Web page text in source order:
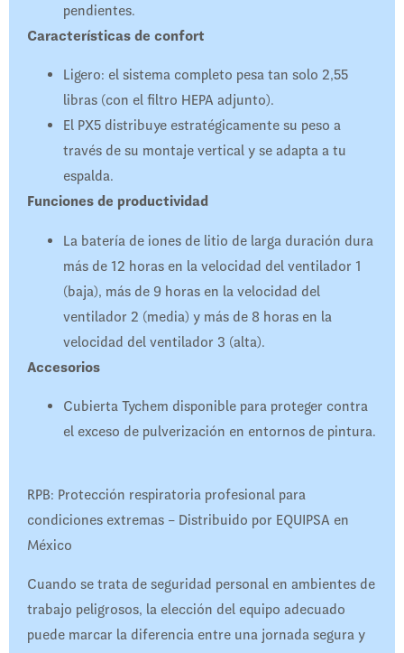
pendientes.
Características de confort
Ligero: el sistema completo pesa tan solo 2,55
libras (con el filtro HEPA adjunto).
El PX5 distribuye estratégicamente su peso a
través de su montaje vertical y se adapta a tu
espalda.
Funciones de productividad
La batería de iones de litio de larga duración dura
más de 12 horas en la velocidad del ventilador 1
(baja), más de 9 horas en la velocidad del
ventilador 2 (media) y más de 8 horas en la
velocidad del ventilador 3 (alta).
Accesorios
Cubierta Tychem disponible para proteger contra
el exceso de pulverización en entornos de pintura.
RPB: Protección respiratoria profesional para
condiciones extremas – Distribuido por EQUIPSA en
México
Cuando se trata de seguridad personal en ambientes de
trabajo peligrosos, la elección del equipo adecuado
puede marcar la diferencia entre una jornada segura y